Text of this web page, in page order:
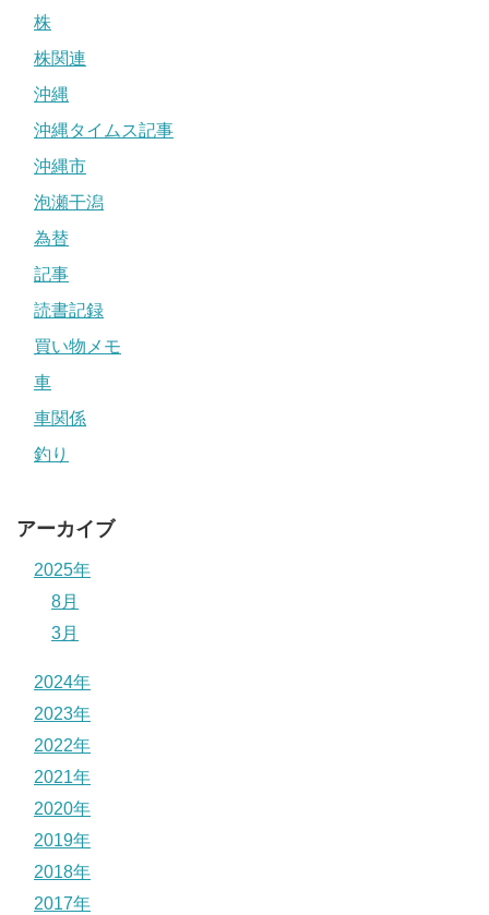
株
株関連
沖縄
沖縄タイムス記事
沖縄市
泡瀬干潟
為替
記事
読書記録
買い物メモ
車
車関係
釣り
アーカイブ
2025年
8月
3月
2024年
2023年
2022年
2021年
2020年
2019年
2018年
2017年